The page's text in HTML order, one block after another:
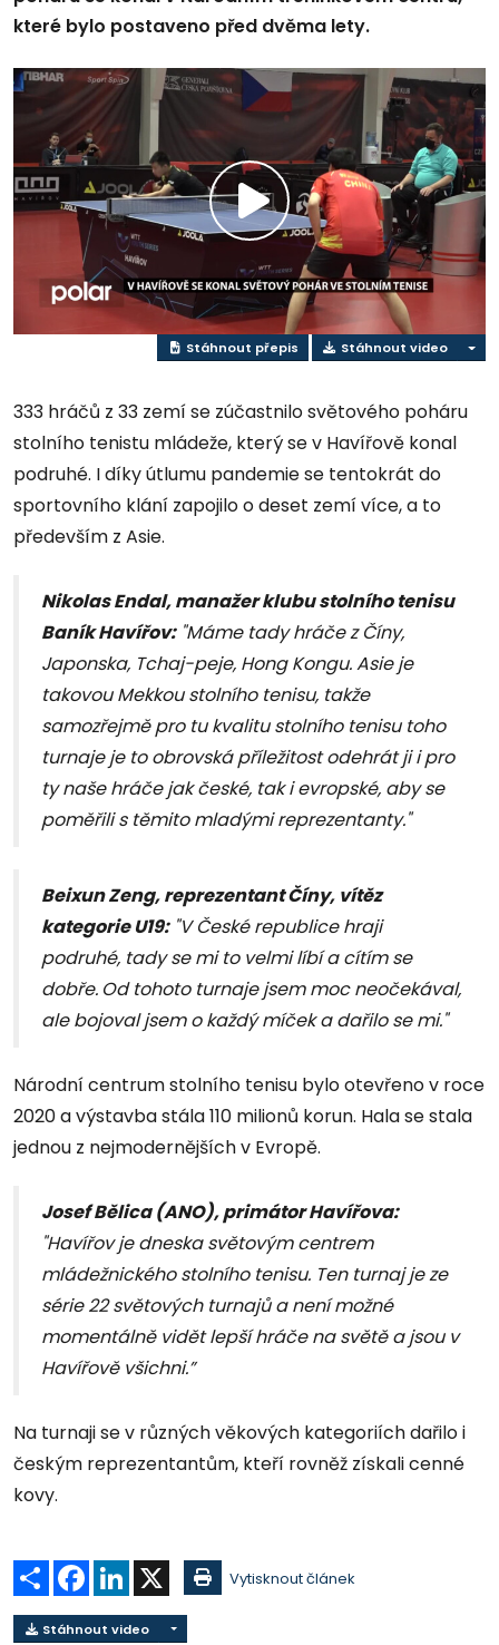
které bylo postaveno před dvěma lety.
Přehrát
video
Stáhnout přepis Stáhnout video
333 hráčů z 33 zemí se zúčastnilo světového poháru
stolního tenistu mládeže, který se v Havířově konal
podruhé. I díky útlumu pandemie se tentokrát do
sportovního klání zapojilo o deset zemí více, a to
především z Asie.
Nikolas Endal, manažer klubu stolního tenisu
Baník Havířov:"Máme tady hráče z Číny,
Japonska, Tchaj-peje, Hong Kongu. Asie je
takovou Mekkou stolního tenisu, takže
samozřejmě pro tu kvalitu stolního tenisu toho
turnaje je to obrovská příležitost odehrát ji i pro
ty naše hráče jak české, tak i evropské, aby se
poměřili s těmito mladými reprezentanty."
Beixun Zeng, reprezentant Číny, vítěz
kategorie U19:"V České republice hraji
podruhé, tady se mi to velmi líbí a cítím se
dobře. Od tohoto turnaje jsem moc neočekával,
ale bojoval jsem o každý míček a dařilo se mi."
Národní centrum stolního tenisu bylo otevřeno v roce
2020 a výstavba stála 110 milionů korun. Hala se stala
jednou z nejmodernějších v Evropě.
Josef Bělica (ANO), primátor Havířova:
"Havířov je dneska světovým centrem
mládežnického stolního tenisu. Ten turnaj je ze
série 22 světových turnajů a není možné
momentálně vidět lepší hráče na světě a jsou v
Havířově všichni.”
Na turnaji se v různých věkových kategoriích dařilo i
českým reprezentantům, kteří rovněž získali cenné
kovy.
Sdílet Facebook
LinkedIn Vytisknout článek
Stáhnout video